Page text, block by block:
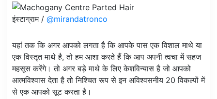
इंस्टाग्राम / @mirandatronco
यहां तक ​​कि अगर आपको लगता है कि आपके पास एक विशाल माथे या
एक विस्तृत माथे है, तो हम आशा करते हैं कि आप अपनी त्वचा में सहज
महसूस करेंगे। तो अगर बड़े माथे के लिए केशविन्यास है जो आपको
आत्मविश्वास देता है तो निश्चित रूप से इन अविश्वसनीय 20 विकल्पों में
से एक आपको सूट करता है।